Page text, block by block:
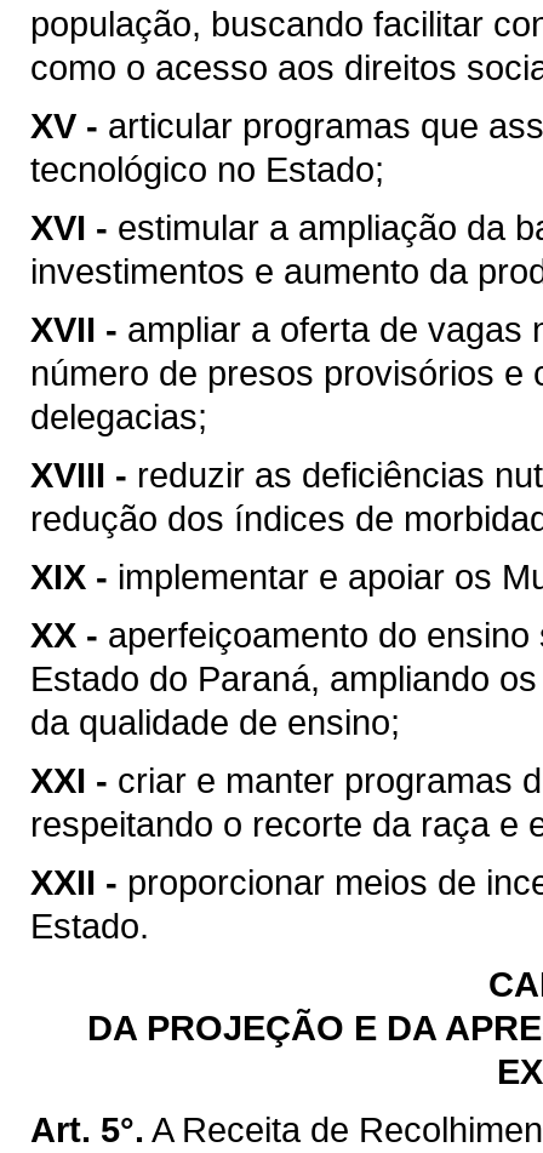
população, buscando facilitar
como o acesso aos direitos
XV - articular programas que
tecnológico no Estado;
XVI - estimular a ampliação da
investimentos e aumento da
XVII - ampliar a oferta de vagas
número de presos provisórios e
delegacias;
XVIII - reduzir as deficiências
redução dos índices de
XIX - implementar e apoiar os
XX - aperfeiçoamento do
Estado do Paraná, ampliando
da qualidade de ensino;
XXI - criar e manter programas
respeitando o recorte da raça e
XXII - proporcionar meios de
Estado.
DA PROJEÇÃO E DA
Art. 5°. A Receita de